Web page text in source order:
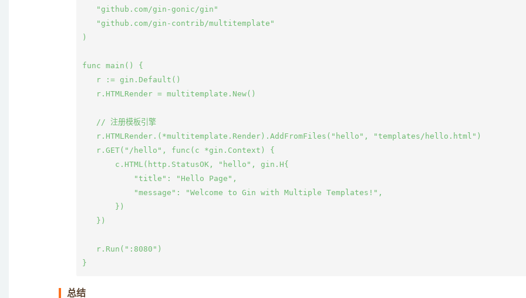
   "github.com/gin-gonic/gin"
   "github.com/gin-contrib/multitemplate"
)
func main() {
   r := gin.Default()
   r.HTMLRender = multitemplate.New()
   // 注册模板引擎
   r.HTMLRender.(*multitemplate.Render).AddFromFiles("hello", "templates/hello.html")
   r.GET("/hello", func(c *gin.Context) {
       c.HTML(http.StatusOK, "hello", gin.H{
           "title": "Hello Page",
           "message": "Welcome to Gin with Multiple Templates!",
       })
   })
   r.Run(":8080")
总结